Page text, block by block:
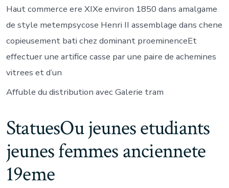
Haut commerce ere XIXe environ 1850 dans amalgame
de style metempsycose Henri II assemblage dans chene
copieusement bati chez dominant proeminenceEt
effectuer une artifice casse par une paire de achemines
vitrees et d’un
Affuble du distribution avec Galerie tram
StatuesOu jeunes etudiants
jeunes femmes anciennete
19eme